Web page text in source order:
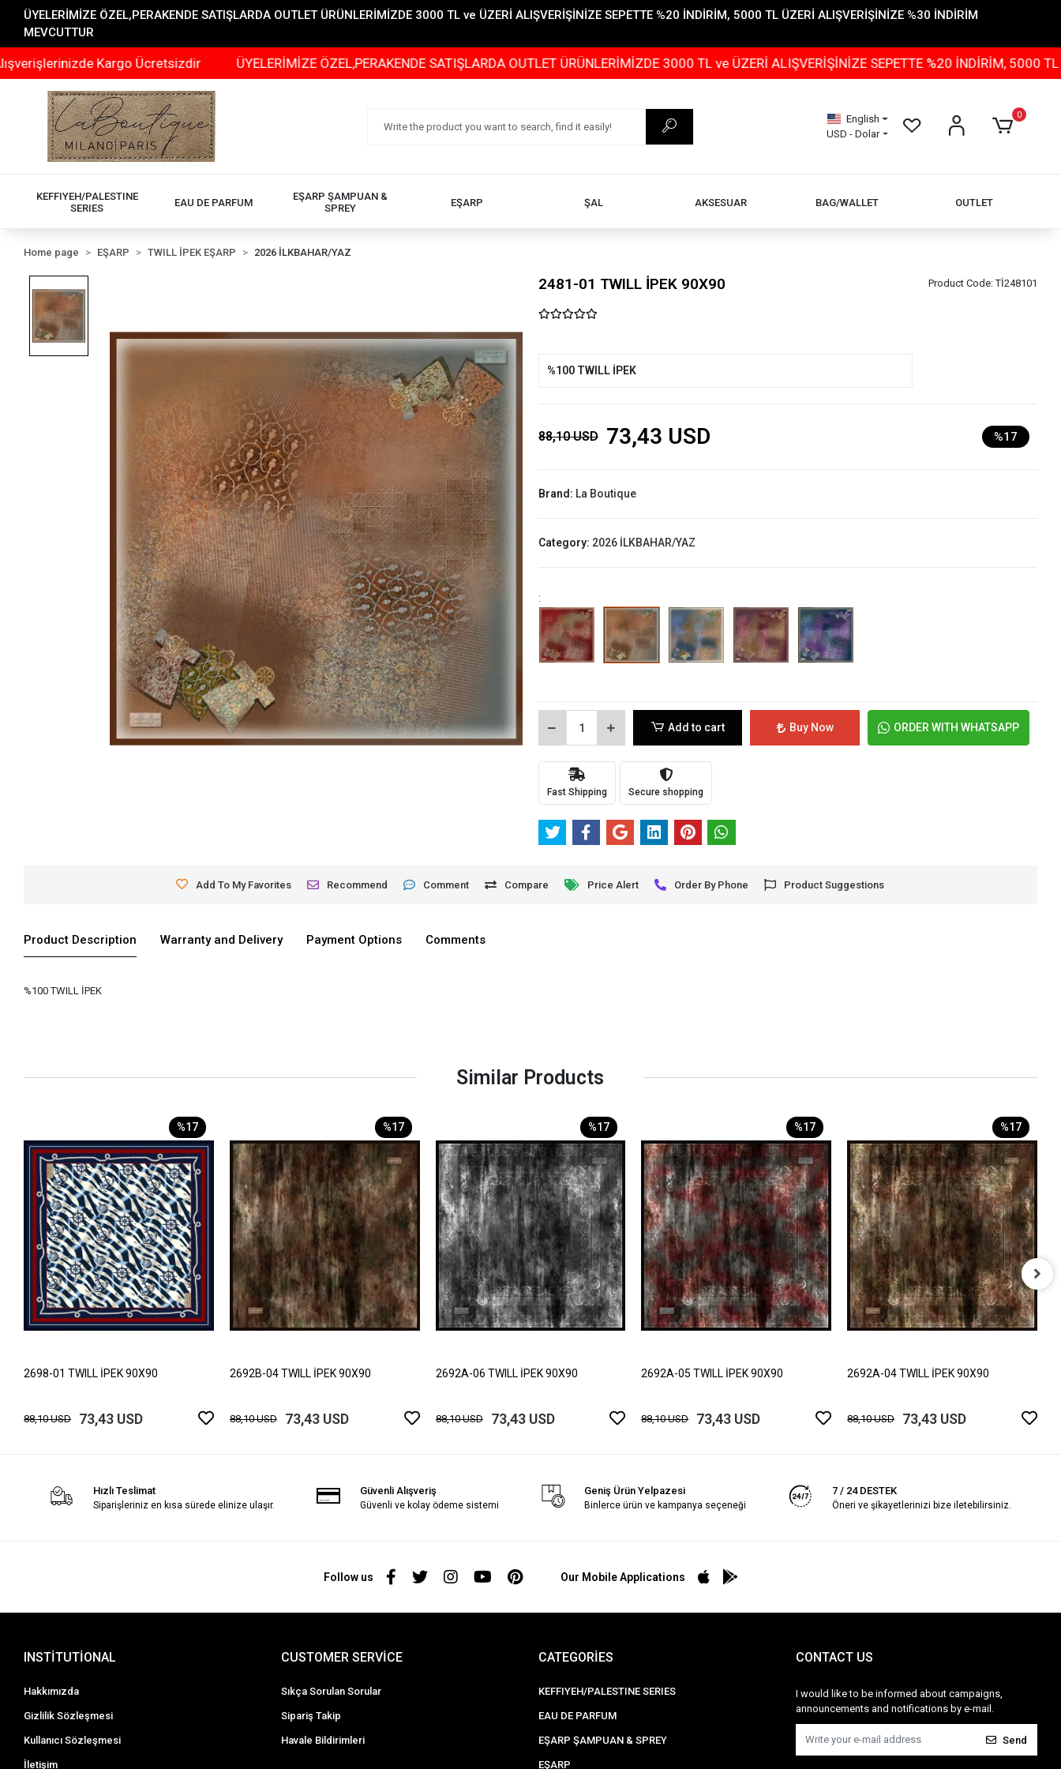
ÜYELERİMİZE ÖZEL,PERAKENDE SATIŞLARDA OUTLET ÜRÜNLERİMİZDE 3000 TL ve ÜZERİ ALIŞVERİŞİNİZE SEPETTE %20 İNDİRİM, 5000 TL ÜZERİ ALIŞVERİŞİNİZE %30 İNDİRİM
MEVCUTTUR
Kargo Ücretsizdir ÜYELERİMİZE ÖZEL,PERAKENDE SATIŞLARDA OUTLET ÜRÜNLERİMİZDE 3000 TL ve ÜZERİ ALIŞVERİŞİNİZE SEPETTE %20 İNDİRİM, 5000 TL ÜZERİ
English
USD - Dolar
0
KEFFIYEH/PALESTINE
SERIES
EAU DE PARFUM
EŞARP ŞAMPUAN &
SPREY
EŞARP ŞAL AKSESUAR BAG/WALLET OUTLET
Home page EŞARP TWILL İPEK EŞARP 2026 İLKBAHAR/YAZ
2481-01 TWILL İPEK 90X90 Product Code:Tİ248101
%100 TWILL İPEK
88,10 USD 73,43 USD %17
Brand: La Boutique
Category: 2026 İLKBAHAR/YAZ
:
Add to cart Buy Now ORDER WITH WHATSAPP
Fast Shipping Secure shopping
Add To My Favorites Recommend Comment Compare Price Alert Order By Phone Product Suggestions
Product Description Warranty and Delivery Payment Options Comments
%100 TWILL İPEK
Similar Products
%17
2698-01 TWILL İPEK 90X90
88,10 USD 73,43 USD
%17
2692B-04 TWILL İPEK 90X90
88,10 USD 73,43 USD
%17
2692A-06 TWILL İPEK 90X90
88,10 USD 73,43 USD
%17
2692A-05 TWILL İPEK 90X90
88,10 USD 73,43 USD
%17
2692A-04 TWILL İPEK 90X90
88,10 USD 73,43 USD
Hızlı Teslimat
Siparişleriniz en kısa sürede elinize ulaşır.
Güvenli Alışveriş
Güvenli ve kolay ödeme sistemi
Geniş Ürün Yelpazesi
Binlerce ürün ve kampanya seçeneği
7 / 24 DESTEK
Öneri ve şikayetlerinizi bize iletebilirsiniz.
Follow us Our Mobile Applications
INSTİTUTİONAL
Hakkımızda
Gizlilik Sözleşmesi
Kullanıcı Sözleşmesi
İletişim
CUSTOMER SERVİCE
Sıkça Sorulan Sorular
Sipariş Takip
Havale Bildirimleri
CATEGORİES
KEFFIYEH/PALESTINE SERIES
EAU DE PARFUM
EŞARP ŞAMPUAN & SPREY
EŞARP
CONTACT US
I would like to be informed about campaigns,
announcements and notifications by e-mail.
Send